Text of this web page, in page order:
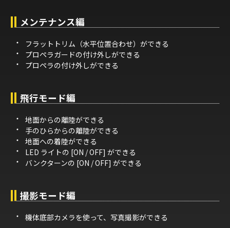
メンテナンス編
フラットトリム（水平位置合わせ）ができる
プロペラガードの付け外しができる
プロペラの付け外しができる
飛行モード編
地面からの離陸ができる
手のひらからの離陸ができる
地面への着陸ができる
LED ライトの [ON / OFF] ができる
バンクターンの [ON / OFF] ができる
撮影モード編
機体底部カメラを使って、写真撮影ができる